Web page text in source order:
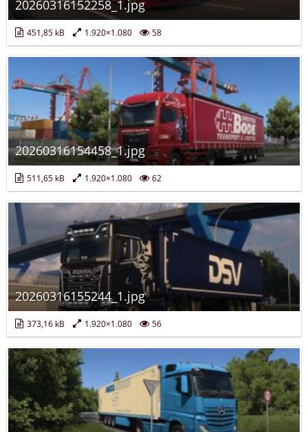
20260316152258_1.jpg
451,85 kB 1.920×1.080 58
20260316154458_1.jpg
511,65 kB 1.920×1.080 62
20260316155244_1.jpg
373,16 kB 1.920×1.080 56